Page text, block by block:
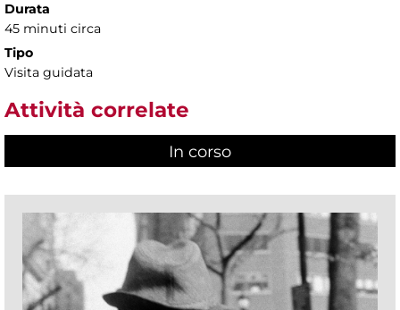
Durata
45 minuti circa
Tipo
Visita guidata
Attività correlate
In corso